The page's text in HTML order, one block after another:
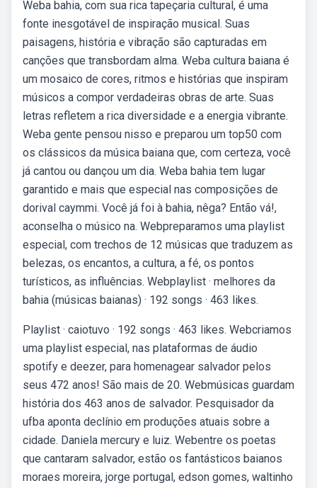
Weba bahia, com sua rica tapeçaria cultural, é uma
fonte inesgotável de inspiração musical. Suas
paisagens, história e vibração são capturadas em
canções que transbordam alma. Weba cultura baiana é
um mosaico de cores, ritmos e histórias que inspiram
músicos a compor verdadeiras obras de arte. Suas
letras refletem a rica diversidade e a energia vibrante.
Weba gente pensou nisso e preparou um top50 com
os clássicos da música baiana que, com certeza, você
já cantou ou dançou um dia. Weba bahia tem lugar
garantido e mais que especial nas composições de
dorival caymmi. Você já foi à bahia, nêga? Então vá!,
aconselha o músico na. Webpreparamos uma playlist
especial, com trechos de 12 músicas que traduzem as
belezas, os encantos, a cultura, a fé, os pontos
turísticos, as influências. Webplaylist · melhores da
bahia (músicas baianas) · 192 songs · 463 likes.
Playlist · caiotuvo · 192 songs · 463 likes. Webcriamos
uma playlist especial, nas plataformas de áudio
spotify e deezer, para homenagear salvador pelos
seus 472 anos! São mais de 20. Webmúsicas guardam
história dos 463 anos de salvador. Pesquisador da
ufba aponta declínio em produções atuais sobre a
cidade. Daniela mercury e luiz. Webentre os poetas
que cantaram salvador, estão os fantásticos baianos
moraes moreira, jorge portugal, edson gomes, waltinho